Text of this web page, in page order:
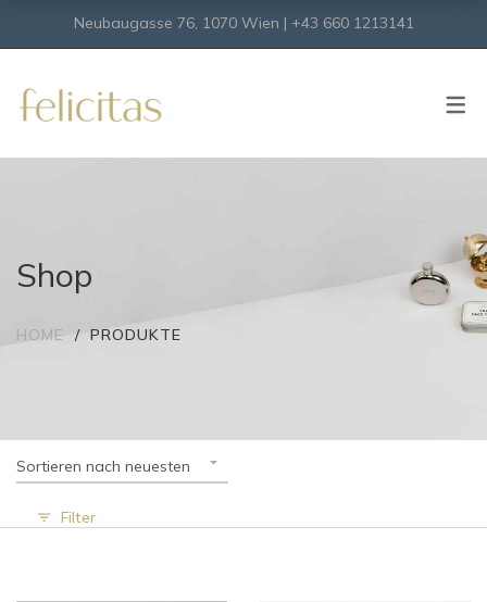
Neubaugasse 76, 1070 Wien | +43 660 1213141
Shop
HOME PRODUKTE
Sortieren nach neuesten
Filter